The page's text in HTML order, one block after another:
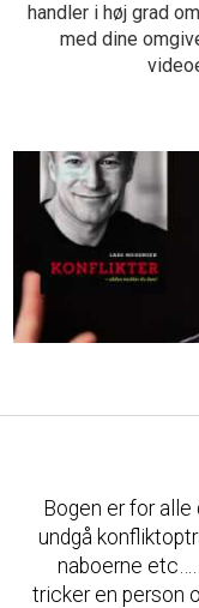
handler i høj grad
med dine
Bogen er for
undgå
naboerne
tricker en person